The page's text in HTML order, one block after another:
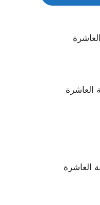
العاشرة
العاشرة